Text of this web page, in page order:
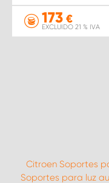
173 €
EXCLUIDO 21 % IVA
Citroen Soportes
Soportes para luz